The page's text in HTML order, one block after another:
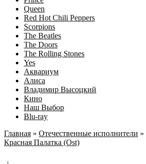
Queen
Red Hot Chili Peppers
Scorpions
The Beatles
The Doors
The Rolling Stones
Yes
Аквариум
Алиса
Владимир Высоцкий
Кино
Наш Выбор
Blu-ray
Главная » Отечественные исполнители »
Красная Палатка (Ost)